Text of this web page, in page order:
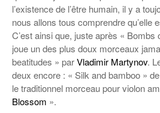
l’existence de l’être humain, il y a
nous allons tous comprendre qu’elle
C’est ainsi que, juste après « Bombs
joue un des plus doux morceaux
beatitudes » parVladimir Martynov.
deux encore : « Silk and bamboo »
le traditionnel morceau pour violon
Blossom ».